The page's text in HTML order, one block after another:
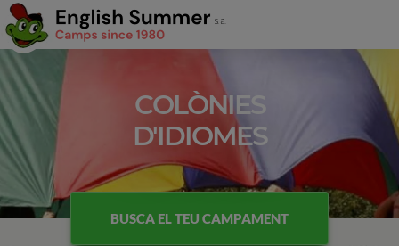
COLÒNIES
D'IDIOMES
BUSCA EL TEU CAMPAMENT